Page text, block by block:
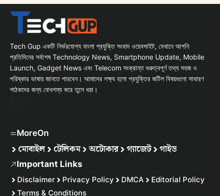
Tech Gup একটি নির্ভরযোগ্য বাংলা প্রযুক্তি সংবাদ ওয়েবসাইট, যেখানে আপনি
প্রতিদিনের সর্বশেষ Technology News, Smartphone Update, Mobile
Launch, Gadget News এবং Telecom সংক্রান্ত গুরুত্বপূর্ণ তথ্য সহজ ও
পরিষ্কার ভাষায় জানতে পারবেন। আমাদের লক্ষ্য হলো প্রযুক্তির জটিল বিষয়গুলো সাধারণ
পাঠকদের জন্য বোধগম্য করে তুলে ধরা।
MoreOn
মোবাইল টেলিকম অটোকার গ্যাজেট গাইড
Important Links
Disclaimer Privacy Policy DMCA
Editorial Policy
Terms & Conditions